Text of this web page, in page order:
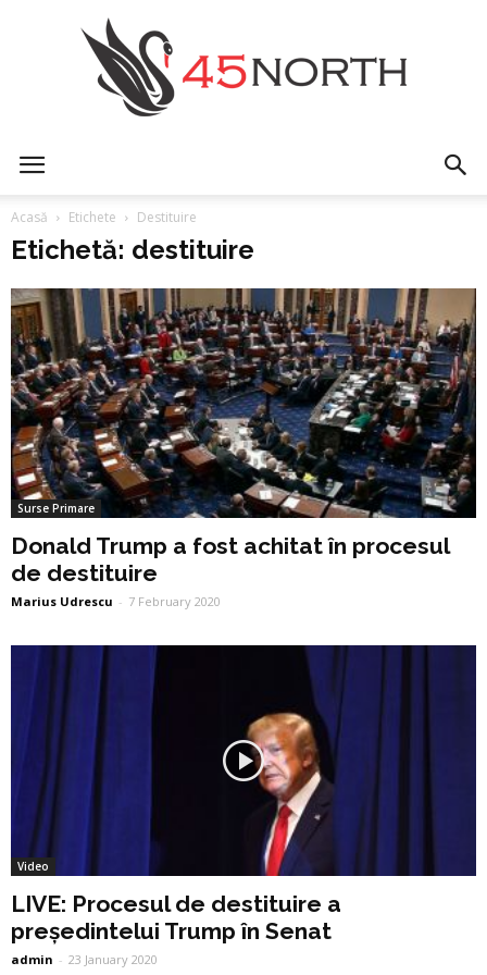
Acasă Etichete Destituire
Etichetă: destituire
Surse Primare
Donald Trump a fost achitat în procesul
de destituire
Marius Udrescu - 7 February 2020
Video
LIVE: Procesul de destituire a
președintelui Trump în Senat
admin - 23 January 2020